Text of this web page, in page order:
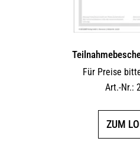
Für Preise
Art.-Nr.:
ZUM